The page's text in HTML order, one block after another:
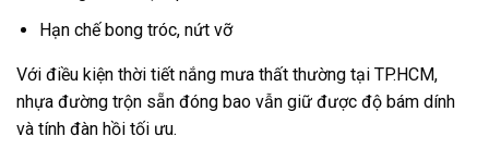
Hạn chế bong tróc, nứt vỡ
Với điều kiện thời tiết nắng mưa thất thường tại TP.HCM,
nhựa đường trộn sẵn đóng bao vẫn giữ được độ bám dính
và tính đàn hồi tối ưu.